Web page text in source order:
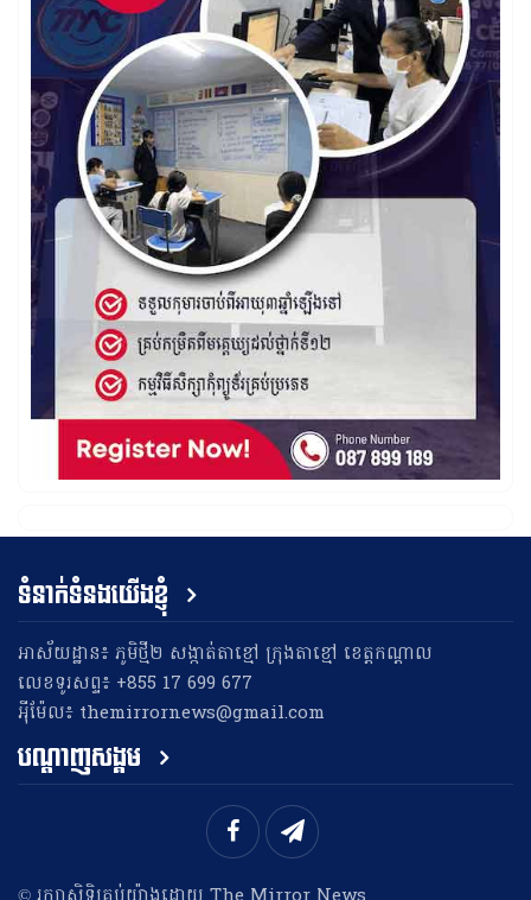
ទំនាក់ទំនងយើងខ្ញុំ
អាស័យដ្ឋាន៖ ភូមិថ្មី២ សង្កាត់តាខ្មៅ ក្រុងតាខ្មៅ ខេត្តកណ្តាល
លេខទូរសព្ទ៖ +855 17 699 677
អុីម៉ែល៖ themirrornews@gmail.com
បណ្តាញសង្គម